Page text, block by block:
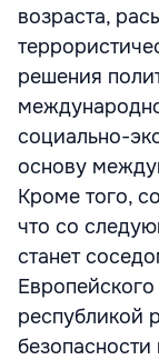
возраста,
решения
социально-
основу
Кроме того,
что со
станет
республикой